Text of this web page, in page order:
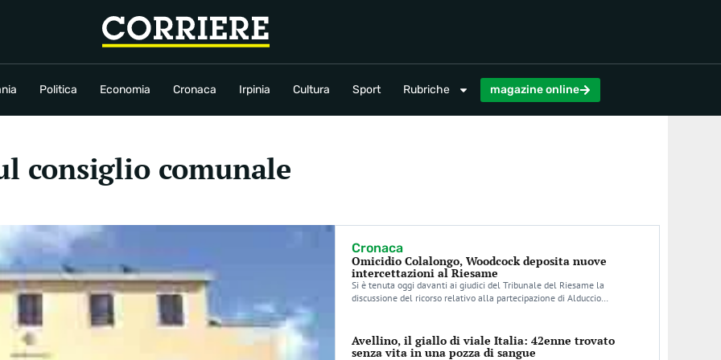
Politica Economia Cronaca Irpinia Cultura Sport Rubriche magazine online
Cronaca Irpinia Sport Rubriche
consiglio comunale
Cronaca
Omicidio Colalongo, Woodcock deposita nuove
intercettazioni al Riesame
Si è tenuta oggi davanti ai giudici del Tribunale del Riesame la
discussione del ricorso relativo alla partecipazione di Alduccio…
Avellino, il giallo di viale Italia: 42enne trovato
senza vita in una pozza di sangue